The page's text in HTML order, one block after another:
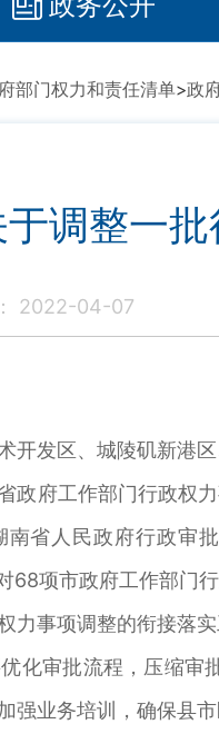
部门权力和责任清单>政
调整一
2022-04-07
开发区、城陵矶新港
政府工作部门行政权
省人民政府行政审
68项市政府工作部门
力事项调整的衔接落
化审批流程，压缩
强业务培训，确保县